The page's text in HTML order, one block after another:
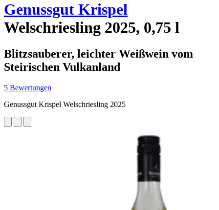
Genussgut Krispel
Welschriesling 2025, 0,75 l
Blitzsauberer, leichter Weißwein vom
Steirischen Vulkanland
5 Bewertungen
Genussgut Krispel Welschriesling 2025